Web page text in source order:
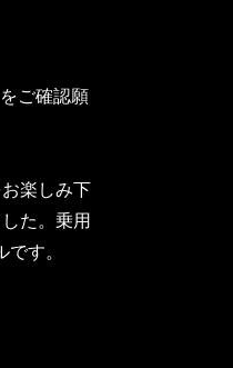
ご確認願
楽しみ下
た。乗用
す。